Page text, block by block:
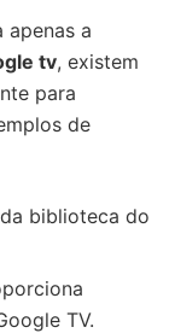
apenas a
tv, existem
para
de
biblioteca do
TV.